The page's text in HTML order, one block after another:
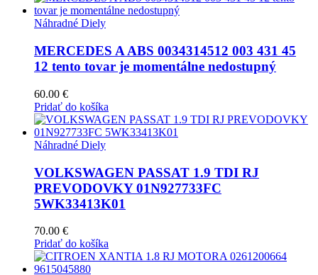
Náhradné Diely
MERCEDES A ABS 0034314512 003 431 45
12 tento tovar je momentálne nedostupný
60.00 €
Pridať do košíka
Náhradné Diely
VOLKSWAGEN PASSAT 1.9 TDI RJ
PREVODOVKY 01N927733FC
5WK33413K01
70.00 €
Pridať do košíka